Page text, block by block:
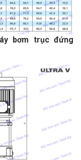
bơm trục đứng